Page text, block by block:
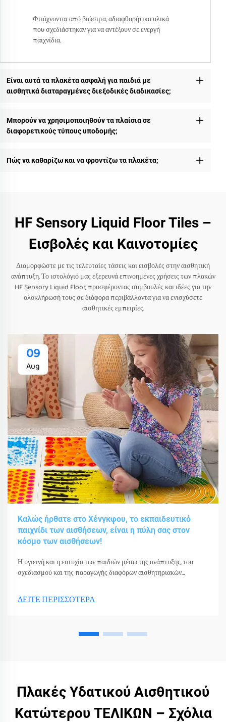
Φτιάχνονται από βιώσιμα, αδιαφθορήτικα υλικά
που σχεδιάστηκαν για να αντέξουν σε ενεργή
παιχνίδια.
Είναι αυτά τα πλακέτα ασφαλή για παιδιά με
αισθητικά διαταραγμένες διεξοδικές διαδικασίες;
Μπορούν να χρησιμοποιηθούν τα πλαίσια σε
διαφορετικούς τύπους υποδομής;
Πώς να καθαρίζω και να φροντίζω τα πλακέτα;
HF Sensory Liquid Floor Tiles –
Εισβολές και Καινοτομίες
Διαμορφώστε με τις τελευταίες τάσεις και εισβολές στην αισθητική
ανάπτυξη. Το ιστολόγιό μας εξερευνά επινοημένες χρήσεις των πλακών
HF Sensory Liquid Floor, προσφέροντας συμβουλές και ιδέες για την
ολοκλήρωσή τους σε διάφορα περιβάλλοντα για να ενισχύσετε
αισθητικές εμπειρίες.
09
Aug
Καλώς ήρθατε στο Χένγκφου, το εκπαιδευτικό
παιχνίδι των αισθήσεων, είναι η πύλη σας στον
κόσμο των αισθήσεων!
Η υγιεινή και η ευτυχία των παιδιών μέσω της ανάπτυξης, του
σχεδιασμού και της παραγωγής διαφόρων αισθητηριακών
ΔΕΙΤΕ ΠΕΡΙΣΣΟΤΕΡΑ
Πλακές Υδατικού Αισθητικού
Κατώτερου ΤΕΛΙΚΩΝ – Σχόλια